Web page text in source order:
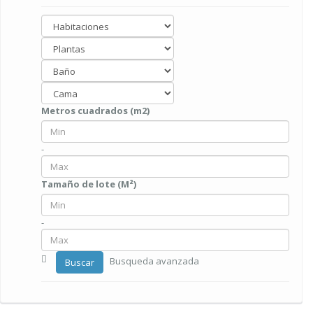
Metros cuadrados (m2)
-
Tamaño de lote (M²)
-
Buscar Busqueda avanzada